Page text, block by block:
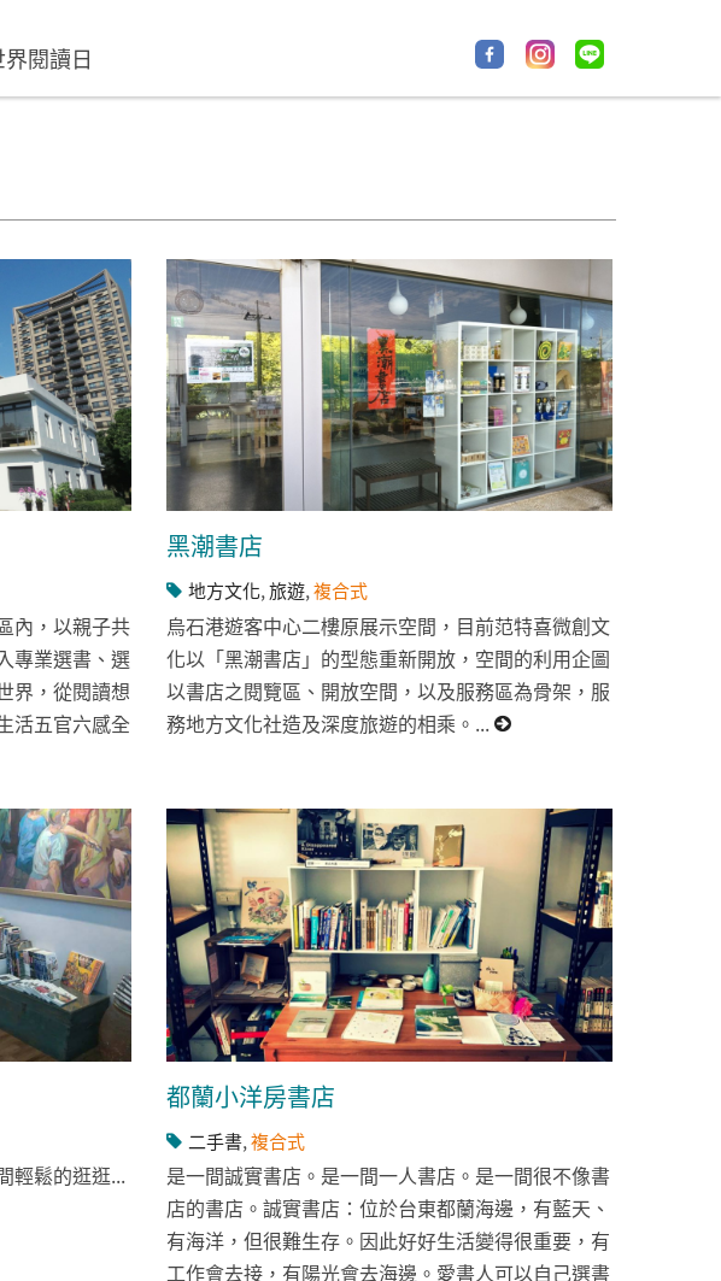
閱讀日
內，以親子共
專業選書、選
界，從閱讀想
活五官六感全
黑潮書店
地方文化,旅遊,複合式
烏石港遊客中心二樓原展示空間，目前范特喜微創文
化以「黑潮書店」的型態重新開放，空間的利用企圖
以書店之閱覽區、開放空間，以及服務區為骨架，服
務地方文化社造及深度旅遊的相乘。...
鬆的逛逛...
都蘭小洋房書店
二手書,複合式
是一間誠實書店。是一間一人書店。是一間很不像書
店的書店。誠實書店：位於台東都蘭海邊，有藍天、
有海洋，但很難生存。因此好好生活變得很重要，有
工作會去接，有陽光會去海邊。愛書人可以自己選書